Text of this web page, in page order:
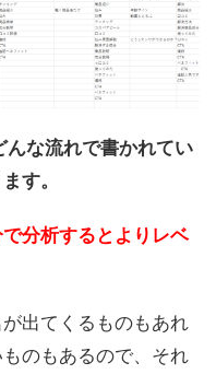
な流れで書かれてい
す。
分析するとよりレベ
出てくるものもあれ
のもあるので、それ